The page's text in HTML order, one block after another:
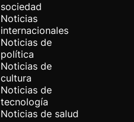
sociedad
Noticias
internacionales
Noticias de
política
Noticias de
cultura
Noticias de
tecnología
Noticias de salud